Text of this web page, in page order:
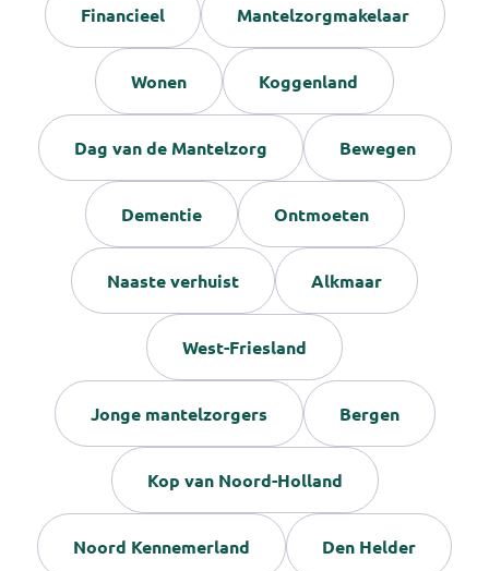
Financieel Mantelzorgmakelaar
Wonen Koggenland
Dag van de Mantelzorg Bewegen
Dementie Ontmoeten
Naaste verhuist Alkmaar
West-Friesland
Jonge mantelzorgers Bergen
Kop van Noord-Holland
Noord Kennemerland Den Helder